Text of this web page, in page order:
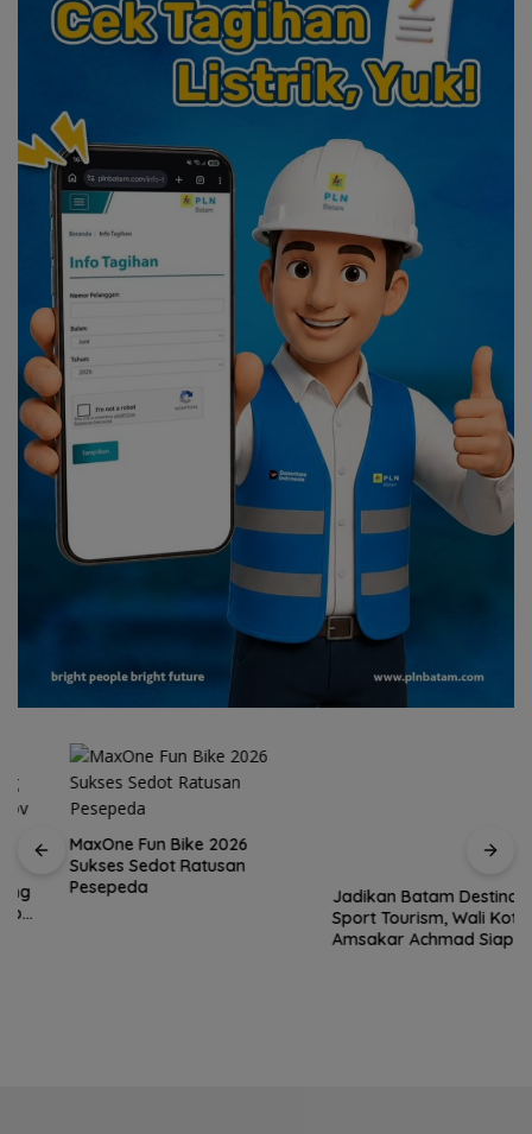
MaxOne Fun Bike 2026
Sukses Sedot Ratusan
Pesepeda
Sport Tourism, Wali Kota
Amsakar Achmad Siap
Wadahi Kejuaraan Dunia